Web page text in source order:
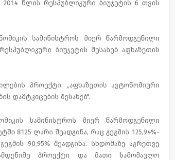
წლის რესპუბლიკური ბიუჯეტის 6 თვის
სამინისტროს მიერ წარმოდგენილი
ბიუჯეტის შესახებ აფხაზეთის
პროექტი: „აფხაზეთის ავტონომიური
დამტკიცების შესახებ".
სამინისტროს მიერ წარმოდგენილი
8125 ლარი შეადგინა, რაც გეგმის 125,94%-
90,95% შეადგინა. სხდომაზე აგრეთვე
პროექტი და მათი სამომავლო